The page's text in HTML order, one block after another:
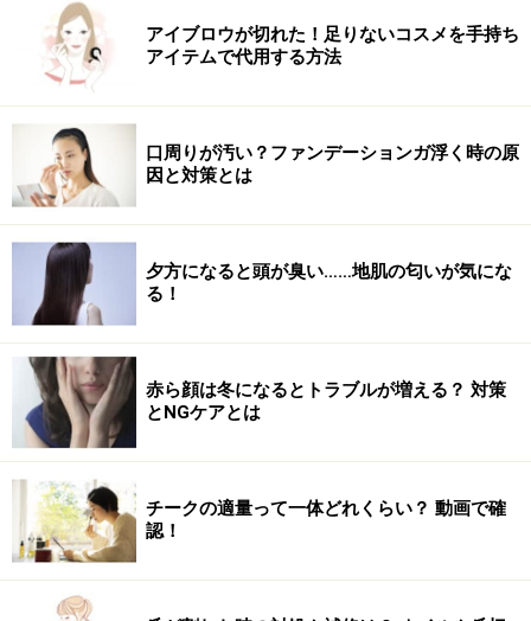
アイブロウが切れた！足りないコスメを手持ち
アイテムで代用する方法
口周りが汚い？ファンデーションガ浮く時の原
因と対策とは
夕方になると頭が臭い……地肌の匂いが気にな
る！
赤ら顔は冬になるとトラブルが増える？ 対策
とNGケアとは
チークの適量って一体どれくらい？ 動画で確
認！